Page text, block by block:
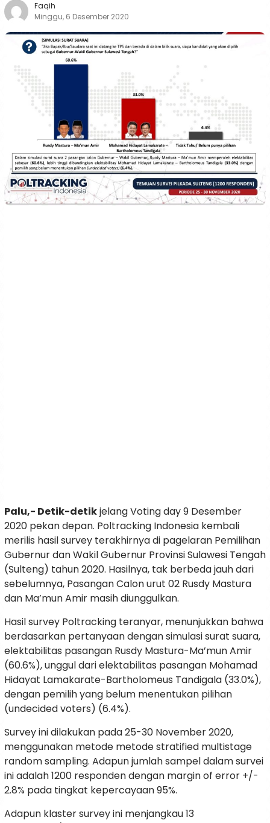
Faqih
Minggu, 6 Desember 2020
Palu,- Detik-detikjelang Voting day 9 Desember
2020 pekan depan. Poltracking Indonesia kembali
merilis hasil survey terakhirnya di pagelaran Pemilihan
Gubernur dan Wakil Gubernur Provinsi Sulawesi Tengah
(Sulteng) tahun 2020. Hasilnya, tak berbeda jauh dari
sebelumnya, Pasangan Calon urut 02 Rusdy Mastura
dan Ma’mun Amir masih diunggulkan.
Hasil survey Poltracking teranyar, menunjukkan bahwa
berdasarkan pertanyaan dengan simulasi surat suara,
elektabilitas pasangan Rusdy Mastura-Ma’mun Amir
(60.6%), unggul dari elektabilitas pasangan Mohamad
Hidayat Lamakarate-Bartholomeus Tandigala (33.0%),
dengan pemilih yang belum menentukan pilihan
(undecided voters) (6.4%).
Survey ini dilakukan pada 25-30 November 2020,
menggunakan metode metode stratified multistage
random sampling. Adapun jumlah sampel dalam survei
ini adalah 1200 responden dengan margin of error +/-
2.8% pada tingkat kepercayaan 95%.
Adapun klaster survey ini menjangkau 13